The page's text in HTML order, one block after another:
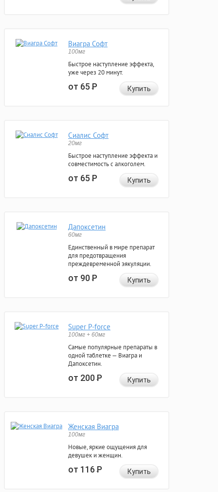
Виагра Софт
100мг
Быстрое наступление эффекта,
уже через 20 минут.
от 65Р Купить
Сиалис Софт
20мг
Быстрое наступление эффекта и
совместимость с алкоголем.
от 65Р Купить
Дапоксетин
60мг
Единственный в мире препарат
для предотвращения
преждевременной эякуляции.
от 90Р Купить
Super P-force
100мг + 60мг
Самые популярные препараты в
одной таблетке — Виагра и
Дапоксетин.
от 200Р Купить
Женская Виагра
100мг
Новые, яркие ощущения для
девушек и женщин.
от 116Р Купить